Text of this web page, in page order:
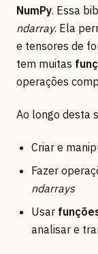
NumPy. Essa
ndarray. Ela
e tensores de
tem muitas
operações
Ao longo desta
Criar e
Fazer
ndarrays
Usar
analisar e